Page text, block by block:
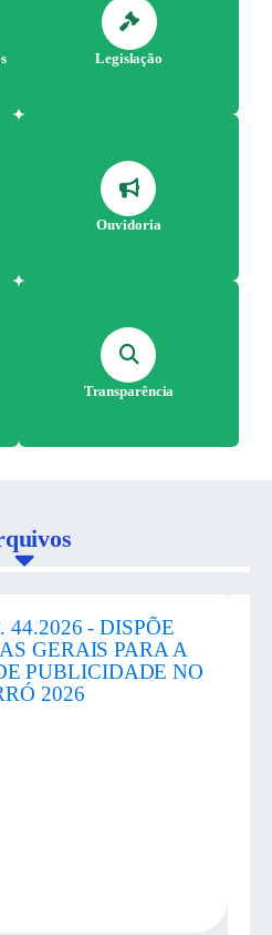
Legislação
Ouvidoria
Transparência
44.2026 - DISPÕE
GERAIS PARA A
PUBLICIDADE NO
2026